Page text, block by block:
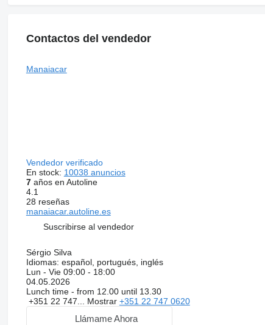
Contactos del vendedor
Manaiacar
Vendedor verificado
En stock: 10038 anuncios
7años en Autoline
4.1
28 reseñas
manaiacar.autoline.es
Suscribirse al vendedor
Sérgio Silva
Idiomas: español, portugués, inglés
Lun - Vie 09:00 - 18:00
04.05.2026
Lunch time - from 12.00 until 13.30
+351 22 747... Mostrar +351 22 747 0620
Llámame Ahora